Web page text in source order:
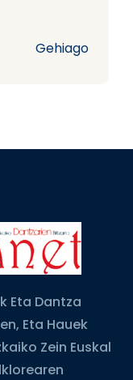
Gehiago
Eta Dantza
Eta Hauek
Zein Euskal